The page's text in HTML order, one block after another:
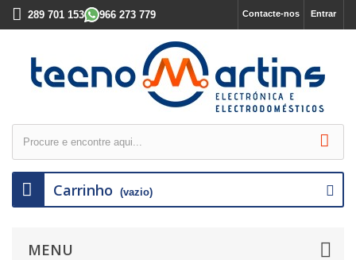
Entrar
Contacte-nos
289 701 153 966 273 779
Carrinho (vazio)
MENU